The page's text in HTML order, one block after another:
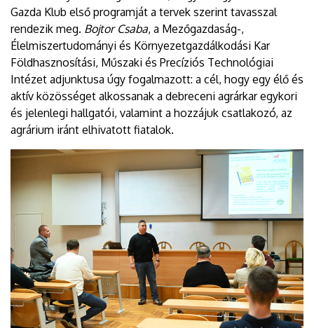
Gazda Klub első programját a tervek szerint tavasszal
rendezik meg. Bojtor Csaba, a Mezőgazdaság-,
Élelmiszertudományi és Környezetgazdálkodási Kar
Földhasznosítási, Műszaki és Precíziós Technológiai
Intézet adjunktusa úgy fogalmazott: a cél, hogy egy élő és
aktív közösséget alkossanak a debreceni agrárkar egykori
és jelenlegi hallgatói, valamint a hozzájuk csatlakozó, az
agrárium iránt elhivatott fiatalok.